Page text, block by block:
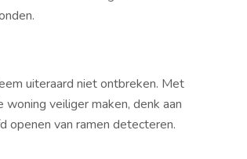
uiteraard niet ontbreken. Met
veiliger maken, denk aan
van ramen detecteren.